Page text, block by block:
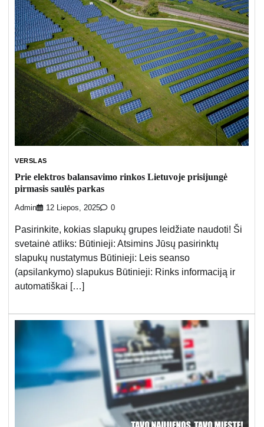
VERSLAS
Prie elektros balansavimo rinkos Lietuvoje prisijungė
pirmasis saulės parkas
Admin 12 Liepos, 2025 0
Pasirinkite, kokias slapukų grupes leidžiate naudoti! Ši
svetainė atliks: Būtinieji: Atsimins Jūsų pasirinktų
slapukų nustatymus Būtinieji: Leis seanso
(apsilankymo) slapukus Būtinieji: Rinks informaciją ir
automatiškai […]